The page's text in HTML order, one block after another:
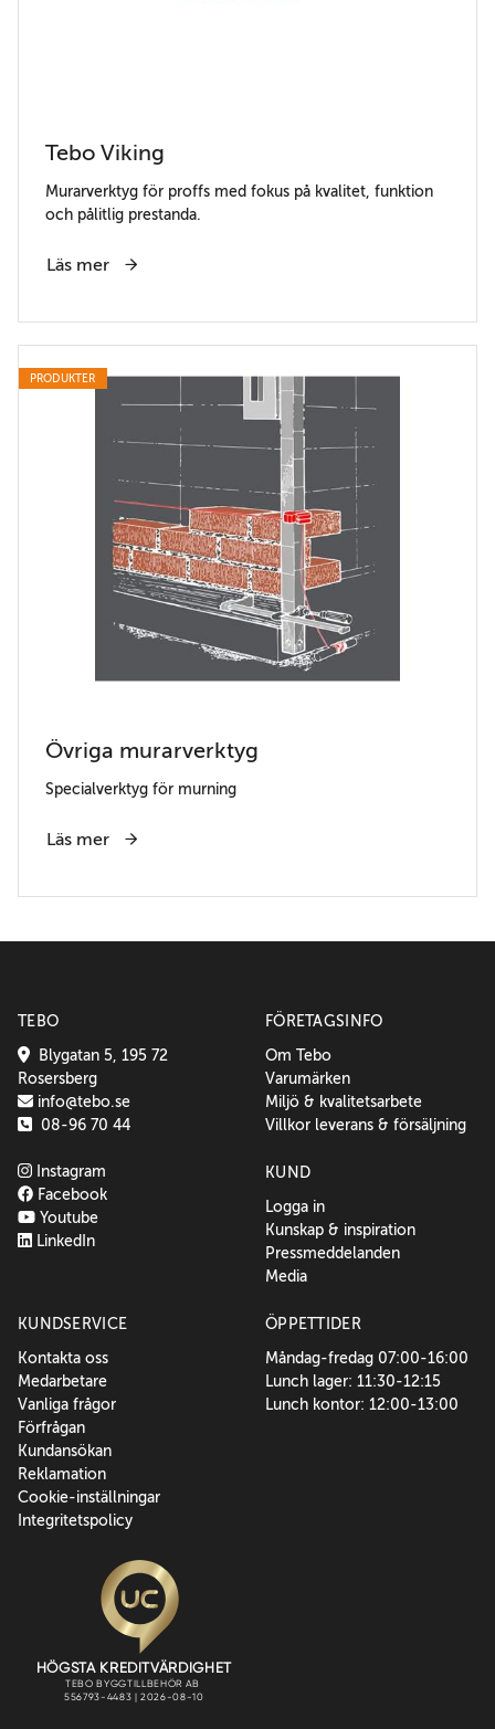
Tebo Viking
Murarverktyg för proffs med fokus på kvalitet, funktion
och pålitlig prestanda.
Läs mer
PRODUKTER
Övriga murarverktyg
Specialverktyg för murning
Läs mer
TEBO
Blygatan 5, 195 72
Rosersberg
info@tebo.se
08-96 70 44
Instagram
Facebook
Youtube
LinkedIn
FÖRETAGSINFO
Om Tebo
Varumärken
Miljö & kvalitetsarbete
Villkor leverans & försäljning
KUND
Logga in
Kunskap & inspiration
Pressmeddelanden
Media
KUNDSERVICE
Kontakta oss
Medarbetare
Vanliga frågor
Förfrågan
Kundansökan
Reklamation
Cookie-inställningar
Integritetspolicy
ÖPPETTIDER
Måndag-fredag 07:00-16:00
Lunch lager: 11:30-12:15
Lunch kontor: 12:00-13:00